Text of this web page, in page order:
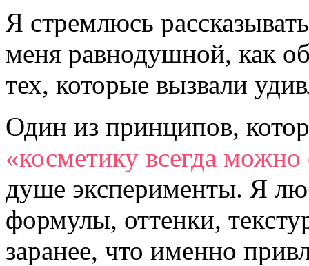
Я стремлюсь
меня равнодушной, как
тех, которые вызвали
Один из принципов,
«косметику всегда
душе эксперименты. Я
формулы, оттенки,
заранее, что именно